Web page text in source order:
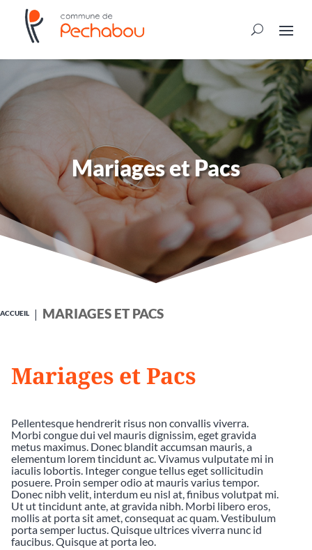
Mariages et Pacs
ACCUEIL MARIAGES ET PACS
Mariages et Pacs
Pellentesque hendrerit risus non convallis viverra.
Morbi congue dui vel mauris dignissim, eget gravida
metus maximus. Donec blandit accumsan mauris, a
elementum lorem tincidunt ac. Vivamus vulputate mi in
iaculis lobortis. Integer congue tellus eget sollicitudin
posuere. Proin semper odio at mauris varius tempor.
Donec nibh velit, interdum eu nisl at, finibus volutpat mi.
Ut ut tincidunt ante, at gravida nibh. Morbi libero eros,
mollis at porta sit amet, consequat ac quam. Vestibulum
porta semper luctus. Quisque ultrices viverra nunc id
faucibus. Quisque at porta leo.